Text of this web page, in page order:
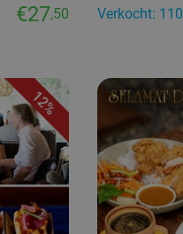
€27,50
Verkocht: 110
12%